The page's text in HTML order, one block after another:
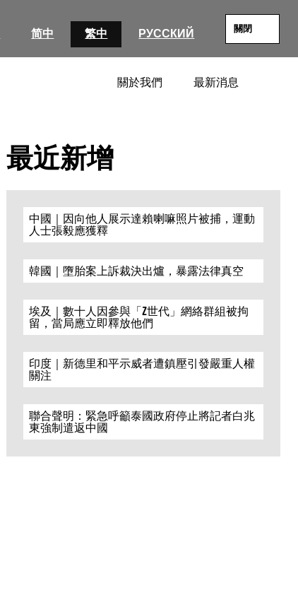
简中 繁中 РУССКИЙ 關閉
關於我們 最新消息
最近新增
中國｜因向他人展示達賴喇嘛照片被捕，運動
人士張毅應獲釋
韓國｜墮胎案上訴裁決出爐，暴露法律真空
埃及｜數十人因參與「Z世代」網絡群組被拘
留，當局應立即釋放他們
印度｜新德里和平示威者遭鎮壓引發嚴重人權
關注
聯合聲明：緊急呼籲泰國政府停止將記者白兆
東強制遣返中國